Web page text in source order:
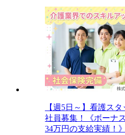
【週5日～】看護ス
社員募集！《ボーナ
34万円の支給実績！》